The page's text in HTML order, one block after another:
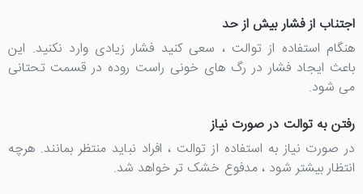
اجتناب از فشار بیش از حد
هنگام استفاده از توالت ، سعی کنید فشار زیادی وارد نکنید. این
باعث ایجاد فشار در رگ های خونی راست روده در قسمت تحتانی
می شود.
رفتن به توالت در صورت نیاز
در صورت نیاز به استفاده از توالت ، افراد نباید منتظر بمانند. هرچه
انتظار بیشتر شود ، مدفوع خشک تر خواهد شد.